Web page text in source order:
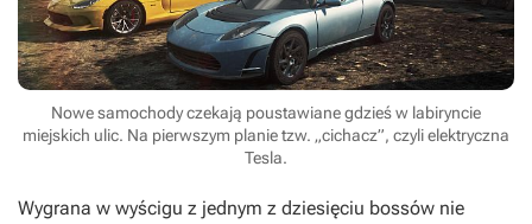
Nowe samochody czekają poustawiane gdzieś w labiryncie
miejskich ulic. Na pierwszym planie tzw. „cichacz”, czyli elektryczna
Tesla.
Wygrana w wyścigu z jednym z dziesięciu bossów nie